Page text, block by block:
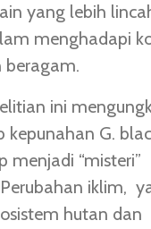
yang lebih
menghadapi
beragam.
ini
kepunahan G.
menjadi “misteri”
iklim,
hutan dan